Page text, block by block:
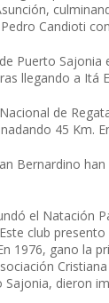
Candioti
Puerto
llegando a Itá
de
45 Km.
Bernardino
el Natación
club
1976, gano la
dieron